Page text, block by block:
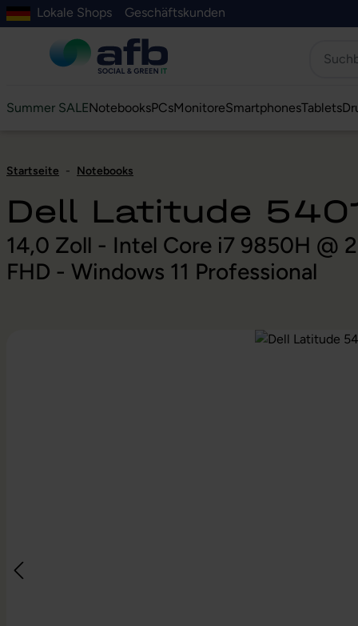
springen
Suche springen
Zur Hauptnavigation springen
Zur Navigation der B2B-Plattform springen
Lokale Shops Geschäftskunden
Summer SALENotebooksPCsMonitoreSmartphonesTablets
Startseite - Notebooks
Dell Latitude
14,0 Zoll - Intel Core i7 9850H @
FHD - Windows 11 Professional